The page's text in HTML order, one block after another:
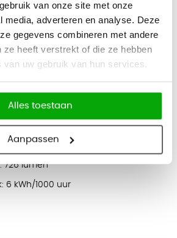
van onze site met onze
media, adverteren en analyse. Deze
gegevens combineren met andere
ze heeft verstrekt of die ze hebben
uw gebruik van hun services.
Alles toestaan
Aanpassen
als bij de lichtbron. Dankzij de
is deze bureaulamp zeer
Kelvin
726 lumen
6 kWh/1000 uur